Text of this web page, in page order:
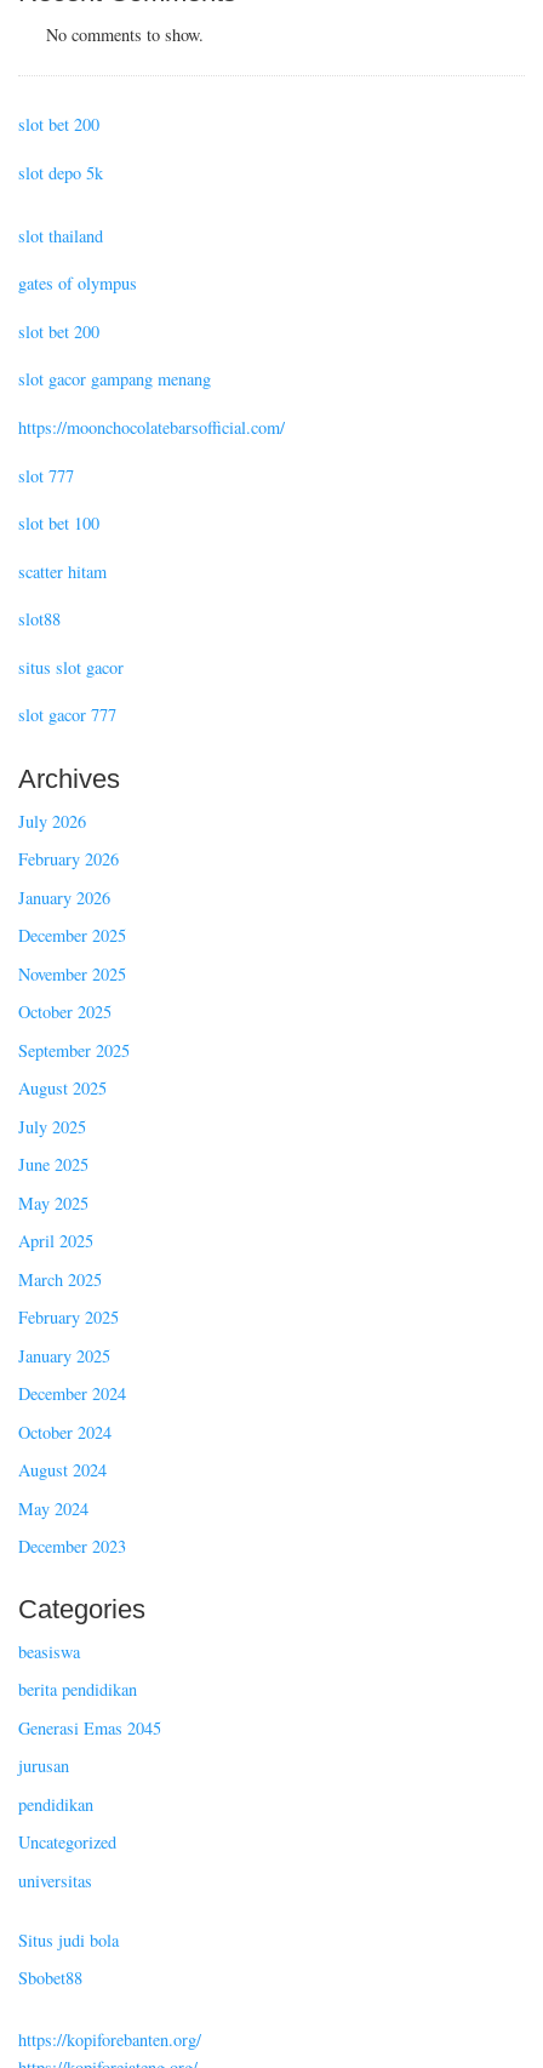
No comments to show.
slot bet 200
slot depo 5k
slot thailand
gates of olympus
slot bet 200
slot gacor gampang menang
https://moonchocolatebarsofficial.com/
slot 777
slot bet 100
scatter hitam
slot88
situs slot gacor
slot gacor 777
Archives
July 2026
February 2026
January 2026
December 2025
November 2025
October 2025
September 2025
August 2025
July 2025
June 2025
May 2025
April 2025
March 2025
February 2025
January 2025
December 2024
October 2024
August 2024
May 2024
December 2023
Categories
beasiswa
berita pendidikan
Generasi Emas 2045
jurusan
pendidikan
Uncategorized
universitas
Situs judi bola
Sbobet88
https://kopiforebanten.org/